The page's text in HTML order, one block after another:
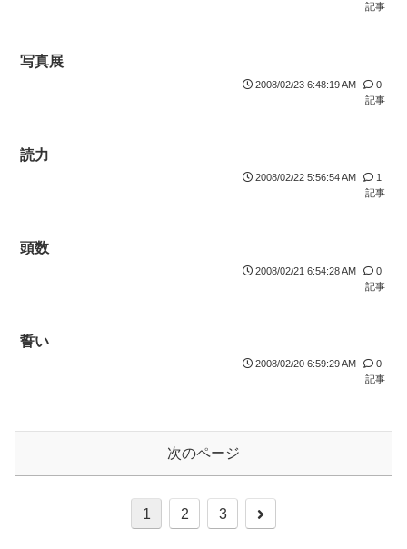
記事
写真展
2008/02/23 6:48:19 AM
0
記事
読力
2008/02/22 5:56:54 AM
1
記事
頭数
2008/02/21 6:54:28 AM
0
記事
誓い
2008/02/20 6:59:29 AM
0
記事
次のページ
1 2 3